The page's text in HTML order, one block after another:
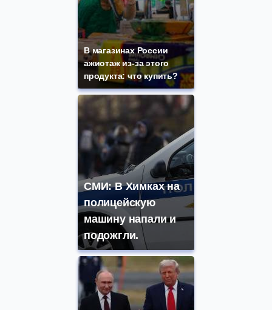
В магазинах России
ажиотаж из-за этого
продукта: что купить?
СМИ: В Химках на
полицейскую
машину напали и
подожгли.